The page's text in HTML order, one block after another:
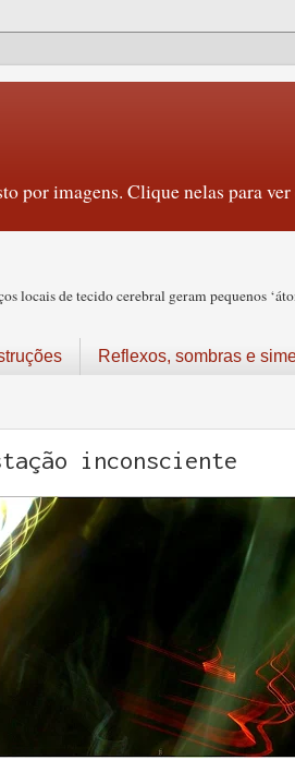
por imagens. Clique nelas para
locais de tecido cerebral geram pequenos
Reflexos, sombras e
inconsciente